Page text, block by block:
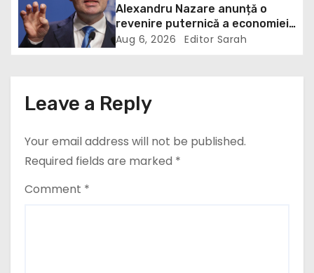
t
i
n
Alexandru Nazare anunță o
revenire puternică a economiei
în 2027: Inflația va scădea,
Aug 6, 2026 Editor Sarah
Leave a Reply
Your email address will not be published.
Required fields are marked *
Comment *